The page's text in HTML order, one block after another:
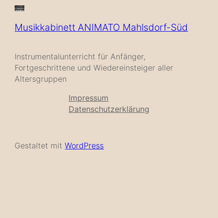
Musikkabinett ANIMATO Mahlsdorf-Süd
Instrumentalunterricht für Anfänger,
Fortgeschrittene und Wiedereinsteiger aller
Altersgruppen
Impressum
Datenschutzerklärung
Gestaltet mitWordPress